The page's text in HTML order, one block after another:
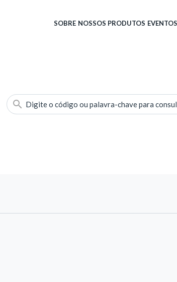
SOBRE NOSSOS PRODUTOS EVENTOS
Digite o código ou palavra-chave para